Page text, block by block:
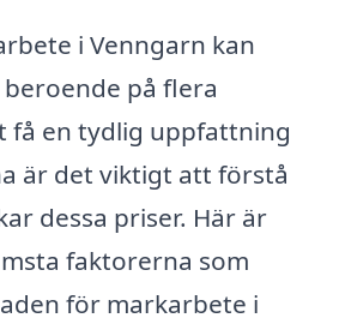
i Venngarn kan
på flera
få en tydlig uppfattning
är det viktigt att förstå
dessa priser. Här är
faktorerna som
för markarbete i